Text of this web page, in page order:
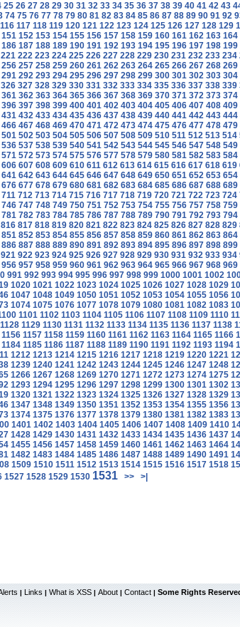
25 26 27 28 29 30 31 32 33 34 35 36 37 38 39 40 41 42 43
74 75 76 77 78 79 80 81 82 83 84 85 86 87 88 89 90 91 92
116 117 118 119 120 121 122 123 124 125 126 127 128 129
151 152 153 154 155 156 157 158 159 160 161 162 163 164
186 187 188 189 190 191 192 193 194 195 196 197 198 199
221 222 223 224 225 226 227 228 229 230 231 232 233 234
256 257 258 259 260 261 262 263 264 265 266 267 268 269
291 292 293 294 295 296 297 298 299 300 301 302 303 304
326 327 328 329 330 331 332 333 334 335 336 337 338 339
361 362 363 364 365 366 367 368 369 370 371 372 373 374
396 397 398 399 400 401 402 403 404 405 406 407 408 409
431 432 433 434 435 436 437 438 439 440 441 442 443 444
466 467 468 469 470 471 472 473 474 475 476 477 478 479
501 502 503 504 505 506 507 508 509 510 511 512 513 514
536 537 538 539 540 541 542 543 544 545 546 547 548 549
571 572 573 574 575 576 577 578 579 580 581 582 583 584
606 607 608 609 610 611 612 613 614 615 616 617 618 619
641 642 643 644 645 646 647 648 649 650 651 652 653 654
676 677 678 679 680 681 682 683 684 685 686 687 688 689
711 712 713 714 715 716 717 718 719 720 721 722 723 724
746 747 748 749 750 751 752 753 754 755 756 757 758 759
781 782 783 784 785 786 787 788 789 790 791 792 793 794
816 817 818 819 820 821 822 823 824 825 826 827 828 829
851 852 853 854 855 856 857 858 859 860 861 862 863 864
886 887 888 889 890 891 892 893 894 895 896 897 898 899
921 922 923 924 925 926 927 928 929 930 931 932 933 934
956 957 958 959 960 961 962 963 964 965 966 967 968 969
991 992 993 994 995 996 997 998 999 1000 1001 1002
1020 1021 1022 1023 1024 1025 1026 1027 1028 1029
1047 1048 1049 1050 1051 1052 1053 1054 1055 1056
1074 1075 1076 1077 1078 1079 1080 1081 1082 1083
1101 1102 1103 1104 1105 1106 1107 1108 1109 1110
1128 1129 1130 1131 1132 1133 1134 1135 1136 1137 1138
1156 1157 1158 1159 1160 1161 1162 1163 1164 1165 1166
1184 1185 1186 1187 1188 1189 1190 1191 1192 1193 1194
1212 1213 1214 1215 1216 1217 1218 1219 1220 1221
1239 1240 1241 1242 1243 1244 1245 1246 1247 1248
1266 1267 1268 1269 1270 1271 1272 1273 1274 1275
1293 1294 1295 1296 1297 1298 1299 1300 1301 1302
1320 1321 1322 1323 1324 1325 1326 1327 1328 1329
1347 1348 1349 1350 1351 1352 1353 1354 1355 1356
1374 1375 1376 1377 1378 1379 1380 1381 1382 1383
1401 1402 1403 1404 1405 1406 1407 1408 1409 1410
1428 1429 1430 1431 1432 1433 1434 1435 1436 1437
1455 1456 1457 1458 1459 1460 1461 1462 1463 1464
1482 1483 1484 1485 1486 1487 1488 1489 1490 1491
1509 1510 1511 1512 1513 1514 1515 1516 1517 1518
1527 1528 1529 1530 1531 >> >|
| Links | What is XSS | About | Contact | Some Rights